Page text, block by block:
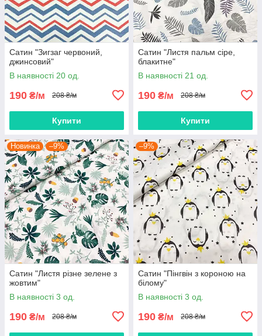
Сатин "Зигзаг червоний,
джинсовий"
В наявності 20 од.
190 ₴/м 208 ₴/м
Купити
Сатин "Листя пальм сіре,
блакитне"
В наявності 21 од.
190 ₴/м 208 ₴/м
Купити
Новинка –9%
Сатин "Листя різне зелене з
жовтим"
В наявності 3 од.
190 ₴/м 208 ₴/м
–9%
Сатин "Пінгвін з короною на
білому"
В наявності 3 од.
190 ₴/м 208 ₴/м